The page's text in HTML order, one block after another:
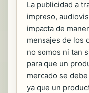
La publicidad a
impreso,
impacta de
mensajes de los
no somos ni tan
para que un
mercado se
ya que un